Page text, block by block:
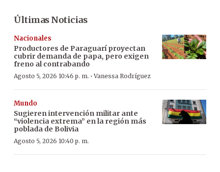
Últimas Noticias
Nacionales
Productores de Paraguarí proyectan
cubrir demanda de papa, pero exigen
freno al contrabando
Agosto 5, 2026 10:46 p. m. ·Vanessa Rodríguez
Mundo
Sugieren intervención militar ante
“violencia extrema” en la región más
poblada de Bolivia
Agosto 5, 2026 10:40 p. m.